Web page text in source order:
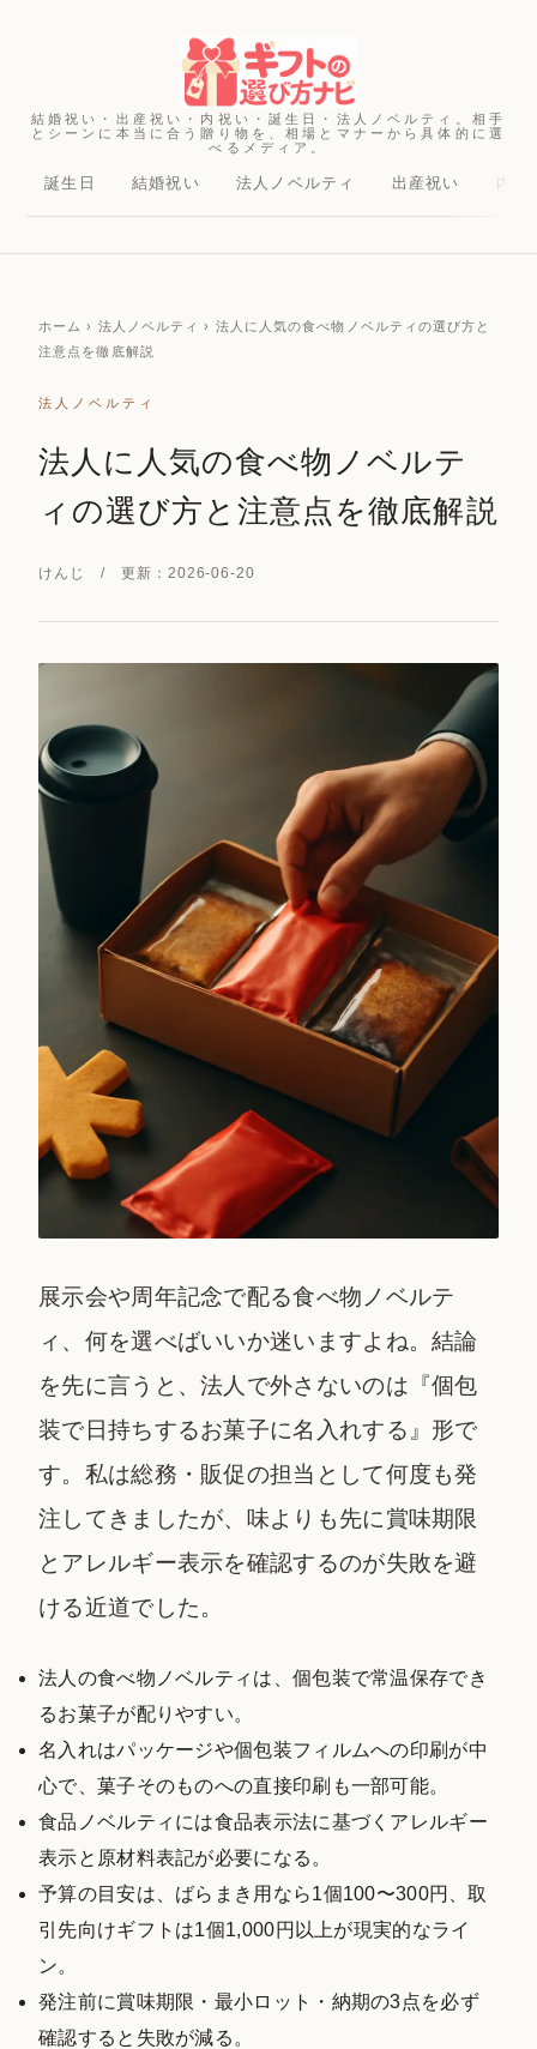
結婚祝い・出産祝い・内祝い・誕生日・法人ノベルティ。相手
とシーンに本当に合う贈り物を、相場とマナーから具体的に選
べるメディア。
誕生日 結婚祝い 法人ノベルティ 出産祝い 内祝
ホーム › 法人ノベルティ › 法人に人気の食べ物ノベルティの選び方と
注意点を徹底解説
法人ノベルティ
法人に人気の食べ物ノベルテ
ィの選び方と注意点を徹底解説
けんじ / 更新：2026-06-20
展示会や周年記念で配る食べ物ノベルテ
ィ、何を選べばいいか迷いますよね。結論
を先に言うと、法人で外さないのは『個包
装で日持ちするお菓子に名入れする』形で
す。私は総務・販促の担当として何度も発
注してきましたが、味よりも先に賞味期限
とアレルギー表示を確認するのが失敗を避
ける近道でした。
法人の食べ物ノベルティは、個包装で常温保存でき
るお菓子が配りやすい。
名入れはパッケージや個包装フィルムへの印刷が中
心で、菓子そのものへの直接印刷も一部可能。
食品ノベルティには食品表示法に基づくアレルギー
表示と原材料表記が必要になる。
予算の目安は、ばらまき用なら1個100〜300円、取
引先向けギフトは1個1,000円以上が現実的なライ
ン。
発注前に賞味期限・最小ロット・納期の3点を必ず
確認すると失敗が減る。